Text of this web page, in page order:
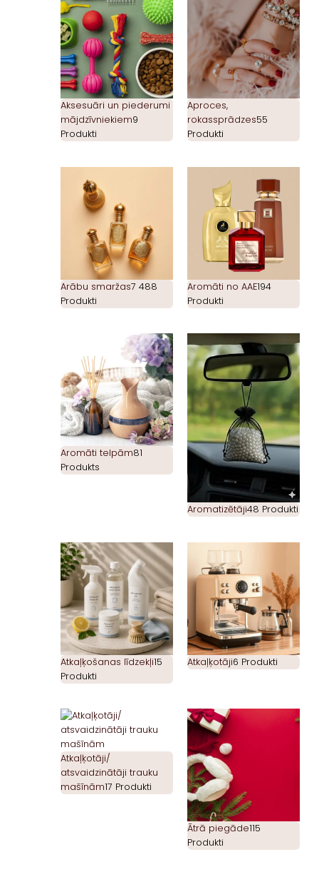
Aksesuāri un piederumi
mājdzīvniekiem9
Produkti
Aproces,
rokassprādzes55
Produkti
Arābu smaržas7 488
Produkti
Aromāti no AAE194
Produkti
Aromāti telpām81
Produkts
Aromatizētāji48 Produkti
Atkaļķošanas līdzekļi15
Produkti
Atkaļķotāji6 Produkti
Atkaļķotāji/
atsvaidzinātāji trauku
mašīnām17 Produkti
Ātrā piegāde115
Produkti